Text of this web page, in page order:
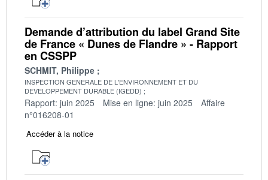
Demande d’attribution du label Grand Site
de France « Dunes de Flandre » - Rapport
en CSSPP
SCHMIT, Philippe
INSPECTION GENERALE DE L'ENVIRONNEMENT ET DU
DEVELOPPEMENT DURABLE (IGEDD)
Rapport: juin 2025 Mise en ligne: juin 2025
Affaire
n°016208-01
Accéder à la notice